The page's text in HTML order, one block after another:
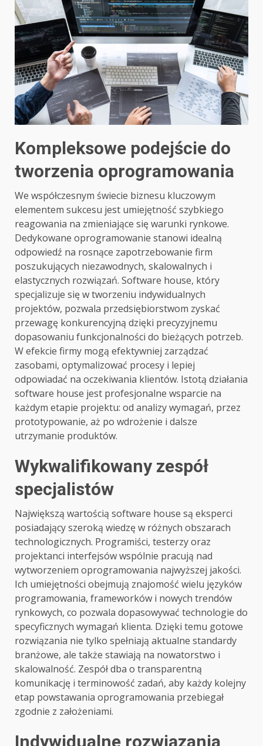
Kompleksowe podejście do
tworzenia oprogramowania
We współczesnym świecie biznesu kluczowym
elementem sukcesu jest umiejętność szybkiego
reagowania na zmieniające się warunki rynkowe.
Dedykowane oprogramowanie stanowi idealną
odpowiedź na rosnące zapotrzebowanie firm
poszukujących niezawodnych, skalowalnych i
elastycznych rozwiązań. Software house, który
specjalizuje się w tworzeniu indywidualnych
projektów, pozwala przedsiębiorstwom zyskać
przewagę konkurencyjną dzięki precyzyjnemu
dopasowaniu funkcjonalności do bieżących potrzeb.
W efekcie firmy mogą efektywniej zarządzać
zasobami, optymalizować procesy i lepiej
odpowiadać na oczekiwania klientów. Istotą działania
software house jest profesjonalne wsparcie na
każdym etapie projektu: od analizy wymagań, przez
prototypowanie, aż po wdrożenie i dalsze
utrzymanie produktów.
Wykwalifikowany zespół
specjalistów
Największą wartością software house są eksperci
posiadający szeroką wiedzę w różnych obszarach
technologicznych. Programiści, testerzy oraz
projektanci interfejsów wspólnie pracują nad
wytworzeniem oprogramowania najwyższej jakości.
Ich umiejętności obejmują znajomość wielu języków
programowania, frameworków i nowych trendów
rynkowych, co pozwala dopasowywać technologie do
specyficznych wymagań klienta. Dzięki temu gotowe
rozwiązania nie tylko spełniają aktualne standardy
branżowe, ale także stawiają na nowatorstwo i
skalowalność. Zespół dba o transparentną
komunikację i terminowość zadań, aby każdy kolejny
etap powstawania oprogramowania przebiegał
zgodnie z założeniami.
Indywidualne rozwiązania